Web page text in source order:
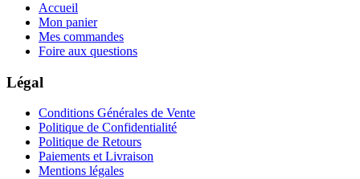
Accueil
Mon panier
Mes commandes
Foire aux questions
Légal
Conditions Générales de Vente
Politique de Confidentialité
Politique de Retours
Paiements et Livraison
Mentions légales